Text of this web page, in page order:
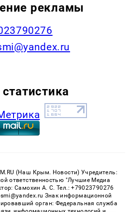
рекламы
(Наш Крым. Новости) Учредитель:
ответственностью "Лучшие Медиа
Самохин А. С. Тел.: +79023790276
Знак информационной
орган: Федеральная служба